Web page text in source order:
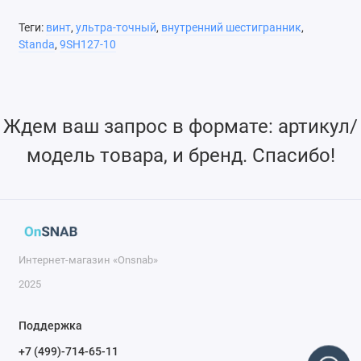
Допуск лучше, чем в самых высоких производственных
стандартах
Точные медные втулки трех видов
Теги: винт, ультра-точный, внутренний шестигранник,
Standa, 9SH127-10
Ждем ваш запрос в формате: артикул/
модель товара, и бренд. Спасибо!
Интернет-магазин «Onsnab»
2025
Поддержка
+7 (499)-714-65-11